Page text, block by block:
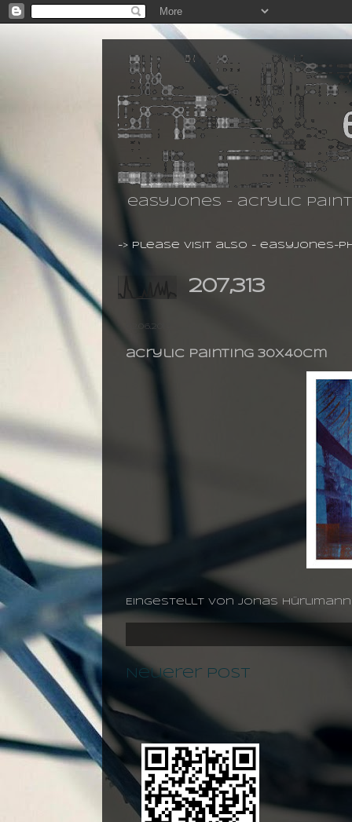
easyjones - acrylic
-> please visit also - easyjones-
207,313
02.06.2013
acrylic painting 30X40cm
Eingestellt von jonas hürlimann
Neuerer Post